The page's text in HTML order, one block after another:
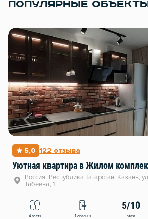
ПОПУЛЯРНЫЕ
5,0 122 отзыва
Уютная квартира в Жилом
Россия, Республика Татарстан, Казань,
Табеева, 1
4 гостя 1 спальня
5/10
этаж